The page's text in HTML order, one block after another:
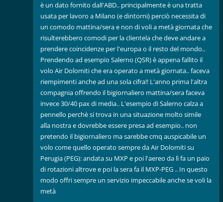
è un dato fornito dall'ABD.. principalmente è una tratta
usata per lavoro a Milano (e dintorni) perciò necessita di
un comodo mattina/sera e non di voli a metà giornata che
risulterebbero comodi per la clientela che deve andare a
prendere coincidenze per l'europa o il resto del mondo..
Prendendo ad esempio Salerno (QSR) è appena fallito il
volo Air Dolomiti che era operato a metà giornata.. faceva
riempimenti anche ad una sola cifra!! L'anno prima l'altra
compagnia offrendo il bigiornaliero mattina/sera faceva
invece 30/40 pax di media.. L'esempio di Salerno calza a
pennello perchè si trova in una situazione molto simile
alla nostra e dovrebbe essere presa ad esempio.. non
pretendo il bigiornaliero ma sarebbe cmq auspicabile un
volo come quello operato sempre da Air Dolomiti su
Perugia (PEG): andata su MXP e poi l'aereo da lì fa un paio
di rotazioni altrove e poi la sera fa il MXP-PEG .. In questo
modo offri sempre un servizio impeccabile anche se voli la
metà